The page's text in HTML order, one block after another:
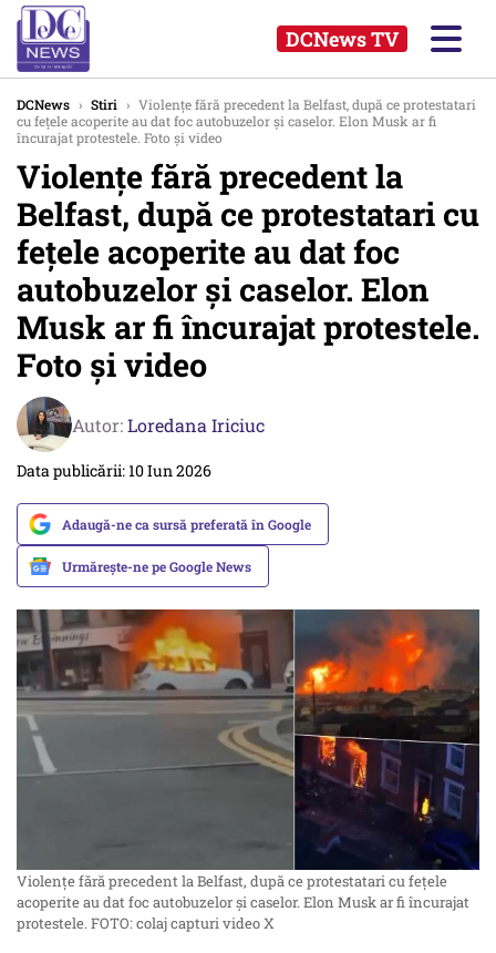
DCNews TV
DCNews › Stiri › Violențe fără precedent la Belfast, după ce protestatari
cu fețele acoperite au dat foc autobuzelor și caselor. Elon Musk ar fi
încurajat protestele. Foto și video
Violențe fără precedent la
Belfast, după ce protestatari cu
fețele acoperite au dat foc
autobuzelor și caselor. Elon
Musk ar fi încurajat protestele.
Foto și video
Autor:Loredana Iriciuc
Data publicării: 10 Iun 2026
Adaugă-ne ca sursă preferată în Google
Urmărește-ne pe Google News
Violențe fără precedent la Belfast, după ce protestatari cu fețele
acoperite au dat foc autobuzelor și caselor. Elon Musk ar fi încurajat
protestele. FOTO: colaj capturi video X